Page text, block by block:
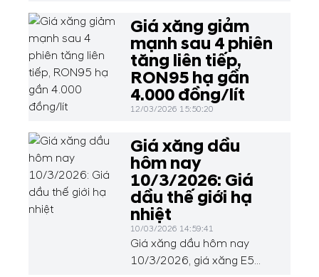
Giá xăng giảm
mạnh sau 4 phiên
tăng liên tiếp,
RON95 hạ gần
4.000 đồng/lít
12/03/2026 15:50:20
Giá xăng dầu
hôm nay
10/3/2026: Giá
dầu thế giới hạ
nhiệt
10/03/2026 14:59:41
Giá xăng dầu hôm nay
10/3/2026, giá xăng E5